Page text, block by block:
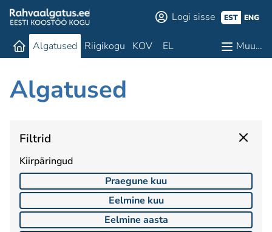
Logi sisse EST ENG
Algatused Riigikogu KOV EL Muu…
Algatused
Filtrid
Kiirpäringud
Praegune kuu
Eelmine kuu
Eelmine aasta